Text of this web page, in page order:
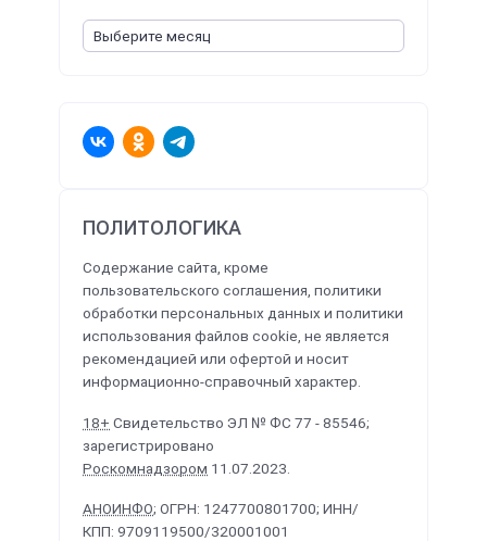
ПОЛИТОЛОГИКА
Содержание сайта, кроме
пользовательского соглашения, политики
обработки персональных данных и политики
использования файлов cookie, не является
рекомендацией или офертой и носит
информационно-справочный характер.
18+ Свидетельство ЭЛ № ФС 77 - 85546;
зарегистрировано
Роскомнадзором 11.07.2023.
АНОИНФО; ОГРН: 1247700801700; ИНН/
КПП: 9709119500/320001001